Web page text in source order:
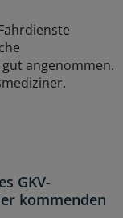
angenommen.
GKV-
kommenden